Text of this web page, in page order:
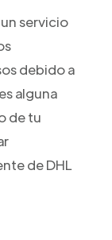
servicio
debido a
alguna
de tu
de DHL